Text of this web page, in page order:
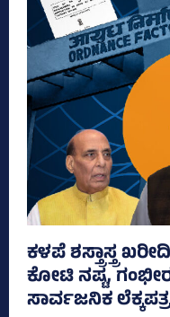
ಕಳಪೆ ಶಸ್ತ್ರಾಸ್ತ್ರ
ಕೋಟಿ ನಷ್ಟ,
ಸಾರ್ವಜನಿಕ